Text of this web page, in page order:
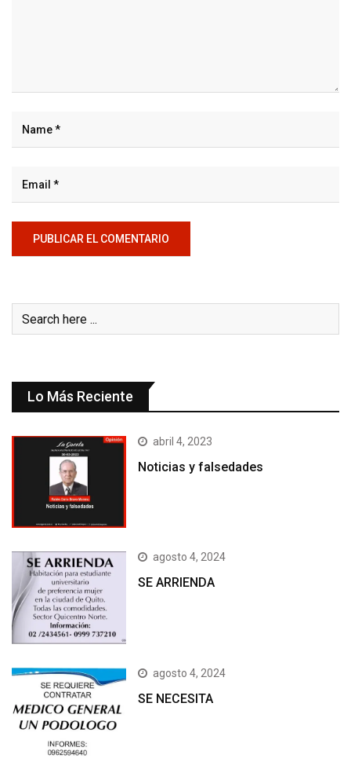
Lo Más Reciente
abril 4, 2023
Noticias y falsedades
agosto 4, 2024
SE ARRIENDA
agosto 4, 2024
SE NECESITA